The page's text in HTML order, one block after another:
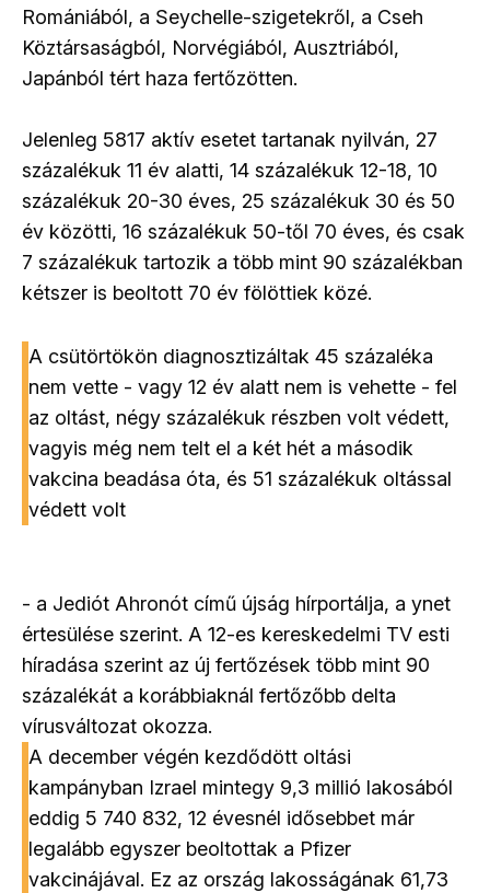
Romániából, a Seychelle-szigetekről, a Cseh
Köztársaságból, Norvégiából, Ausztriából,
Japánból tért haza fertőzötten.
Jelenleg 5817 aktív esetet tartanak nyilván, 27
százalékuk 11 év alatti, 14 százalékuk 12-18, 10
százalékuk 20-30 éves, 25 százalékuk 30 és 50
év közötti, 16 százalékuk 50-től 70 éves, és csak
7 százalékuk tartozik a több mint 90 százalékban
kétszer is beoltott 70 év fölöttiek közé.
A csütörtökön diagnosztizáltak 45 százaléka
nem vette - vagy 12 év alatt nem is vehette - fel
az oltást, négy százalékuk részben volt védett,
vagyis még nem telt el a két hét a második
vakcina beadása óta, és 51 százalékuk oltással
védett volt
- a Jediót Ahronót című újság hírportálja, a ynet
értesülése szerint. A 12-es kereskedelmi TV esti
híradása szerint az új fertőzések több mint 90
százalékát a korábbiaknál fertőzőbb delta
vírusváltozat okozza.
A december végén kezdődött oltási
kampányban Izrael mintegy 9,3 millió lakosából
eddig 5 740 832, 12 évesnél idősebbet már
legalább egyszer beoltottak a Pfizer
vakcinájával. Ez az ország lakosságának 61,73